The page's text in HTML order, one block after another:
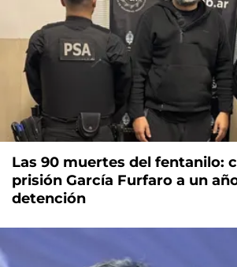
Las 90 muertes del fentanilo:
prisión García Furfaro a un
detención